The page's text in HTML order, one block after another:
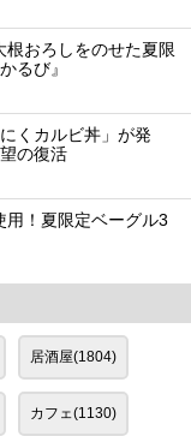
おろしをのせた夏限
るび』
くカルビ丼」が発
の復活
！夏限定ベーグル3
居酒屋(1804)
カフェ(1130)